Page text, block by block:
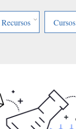
Recursos Cursos